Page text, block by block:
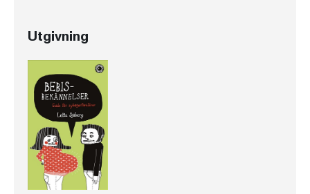
Utgivning